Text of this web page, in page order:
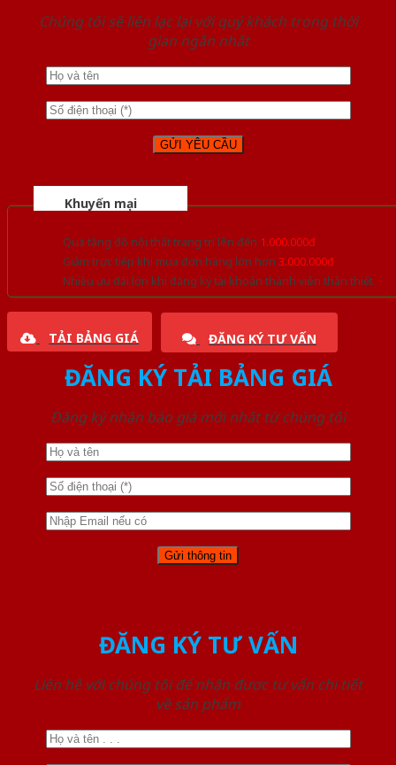
Chúng tôi sẽ liên lạc lại với quý khách trong thời
gian ngắn nhất
Khuyến mại
Quà tặng đồ nội thất trang trí lên đến 1.000.000đ
Giảm trực tiếp khi mua đơn hàng lớn hơn 3.000.000đ
Nhiều ưu đãi lớn khi đăng ký tài khoản thành viên thân thiết
TẢI BẢNG GIÁ ĐĂNG KÝ TƯ VẤN
ĐĂNG KÝ TẢI BẢNG GIÁ
Đăng ký nhận báo giá mới nhất từ chúng tôi
ĐĂNG KÝ TƯ VẤN
Liên hệ với chúng tôi để nhận được tư vấn chi tiết
về sản phẩm